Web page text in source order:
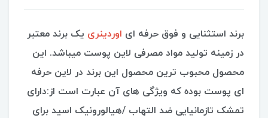
برند استثنایی و فوق حرفه ای اوردینری یک برند معتبر
در زمینه تولید مواد مصرفی لاین پوست میباشد. این
محصول محبوب ترین محصول این برند در لاین حرفه
ای پوست بوده که ویژگی های آن عبارت است از:دارای
تمشک تازمانیایی ضد التهاب /هیالورونیک اسید برای